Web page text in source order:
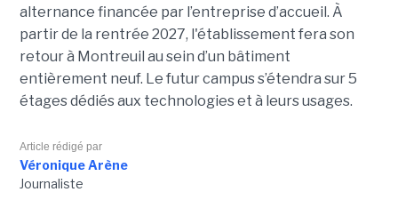
alternance financée par l’entreprise d’accueil. À
partir de la rentrée 2027, l'établissement fera son
retour à Montreuil au sein d’un bâtiment
entièrement neuf. Le futur campus s’étendra sur 5
étages dédiés aux technologies et à leurs usages.
Article rédigé par
Véronique Arène
Journaliste